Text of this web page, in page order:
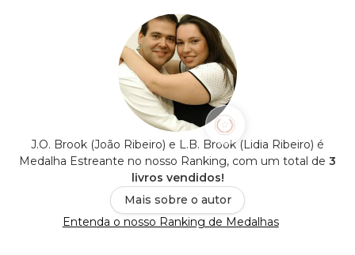
J.O. Brook (João Ribeiro) e L.B. Brook (Lidia Ribeiro) é
Medalha Estreante no nosso Ranking, com um total de 3
livros vendidos!
Mais sobre o autor
Entenda o nosso Ranking de Medalhas